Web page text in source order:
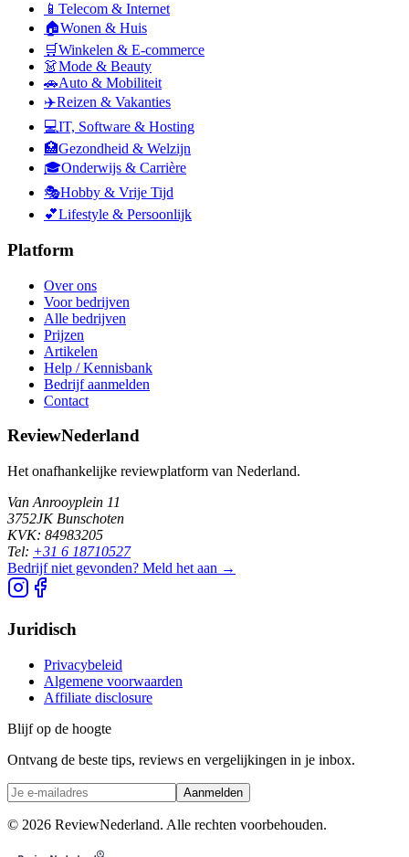
📱 Telecom & Internet
🏠Wonen & Huis
🛒Winkelen & E-commerce
👗Mode & Beauty
🚗Auto & Mobiliteit
✈️Reizen & Vakanties
💻IT, Software & Hosting
🏥Gezondheid & Welzijn
🎓Onderwijs & Carrière
🎭Hobby & Vrije Tijd
💕Lifestyle & Persoonlijk
Platform
Over ons
Voor bedrijven
Alle bedrijven
Prijzen
Artikelen
Help / Kennisbank
Bedrijf aanmelden
Contact
ReviewNederland
Het onafhankelijke reviewplatform van Nederland.
Van Anrooyplein 11
3752JK Bunschoten
KVK: 84983205
Tel: +31 6 18710527
Bedrijf niet gevonden? Meld het aan →
Juridisch
Privacybeleid
Algemene voorwaarden
Affiliate disclosure
Blijf op de hoogte
Ontvang de beste tips, reviews en vergelijkingen in je inbox.
Aanmelden
© 2026 ReviewNederland. Alle rechten voorbehouden.